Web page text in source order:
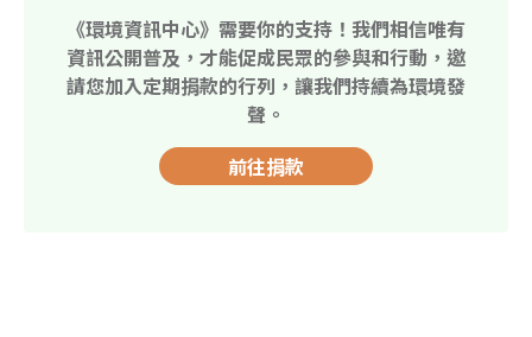
《環境資訊中心》需要你的支持！我們相信唯有
資訊公開普及，才能促成民眾的參與和行動，邀
請您加入定期捐款的行列，讓我們持續為環境發
聲。
前往捐款